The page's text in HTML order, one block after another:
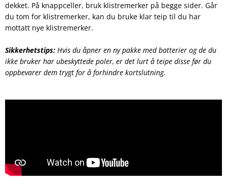
dekket. På knappceller, bruk klistremerker på begge sider. Går
du tom for klistremerker, kan du bruke klar teip til du har
mottatt nye klistremerker.
Sikkerhetstips: Hvis du åpner en ny pakke med batterier og de du
ikke bruker har ubeskyttede poler, er det lurt å teipe disse før du
oppbevarer dem trygt for å forhindre kortslutning.